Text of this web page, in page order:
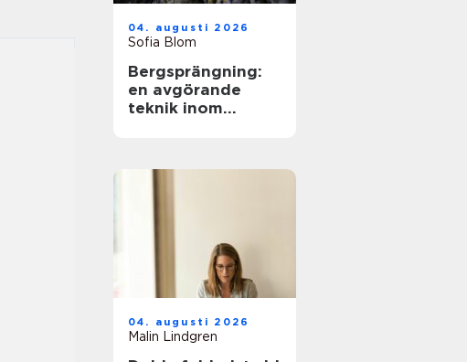
04. augusti 2026
Sofia Blom
Bergsprängning:
en avgörande
teknik inom
04. augusti 2026
Malin Lindgren